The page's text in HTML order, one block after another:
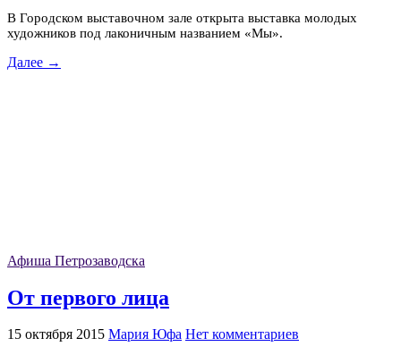
В Городском выставочном зале открыта выставка молодых
художников под лаконичным названием «Мы».
Далее →
Афиша Петрозаводска
От первого лица
15 октября 2015 Мария Юфа Нет комментариев